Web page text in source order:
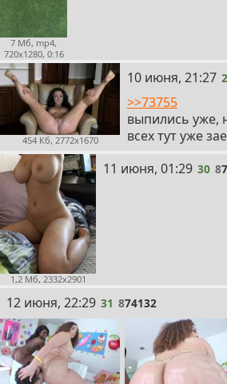
7 Мб, mp4,
720x1280, 0:16
454 Кб, 2772x1670
29
10 июня, 21:27
>>73755
выпились уже,
всех тут уже
1,2 Мб, 2332x2901
30
11 июня, 01:29 30 8
31
12 июня, 22:29 31 874132